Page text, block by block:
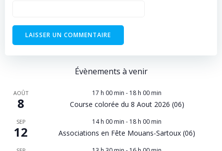
Évènements à venir
AOÛT
8
17 h 00 min - 18 h 00 min
Course colorée du 8 Aout 2026 (06)
SEP
12
14 h 00 min - 18 h 00 min
Associations en Fête Mouans-Sartoux (06)